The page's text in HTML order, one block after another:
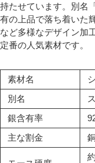
持たせています。別名
有の上品で落ち着いた
など多様なデザイン加
定番の人気素材です。
素材名
別名
銀含有率
主な割金